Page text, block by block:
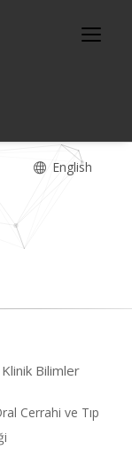
English
Bilimler
Cerrahi ve Tıp